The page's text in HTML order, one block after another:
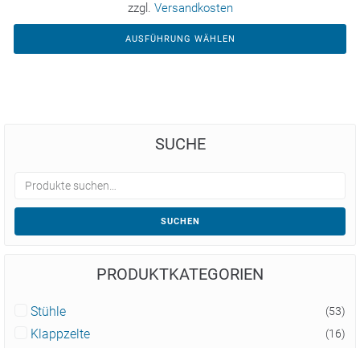
zzgl. Versandkosten
AUSFÜHRUNG WÄHLEN
SUCHE
SUCHEN
PRODUKTKATEGORIEN
Stühle (53)
Klappzelte (16)